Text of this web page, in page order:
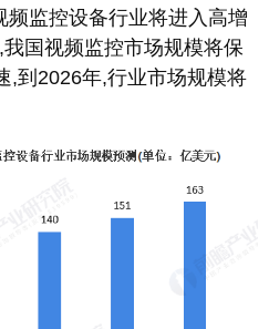
监控设备行业将进入高增
国视频监控市场规模将保
,到2026年,行业市场规模将